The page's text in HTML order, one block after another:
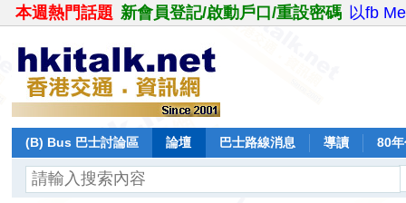
本週熱門話題 新會員登記/啟動戶口/重設密碼 以fb
(B) Bus 巴士討論區 論壇 巴士路線消息 導讀 80